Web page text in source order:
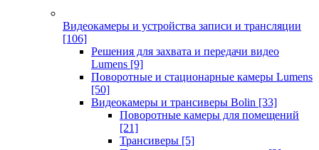
Видеокамеры и устройства записи и трансляции
[106]
Решения для захвата и передачи видео
Lumens [9]
Поворотные и стационарные камеры Lumens
[50]
Видеокамеры и трансиверы Bolin [33]
Поворотные камеры для помещений
[21]
Трансиверы [5]